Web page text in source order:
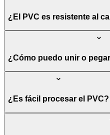
¿El PVC es resistente al
¿Cómo puedo unir o
¿Es fácil procesar el PVC?